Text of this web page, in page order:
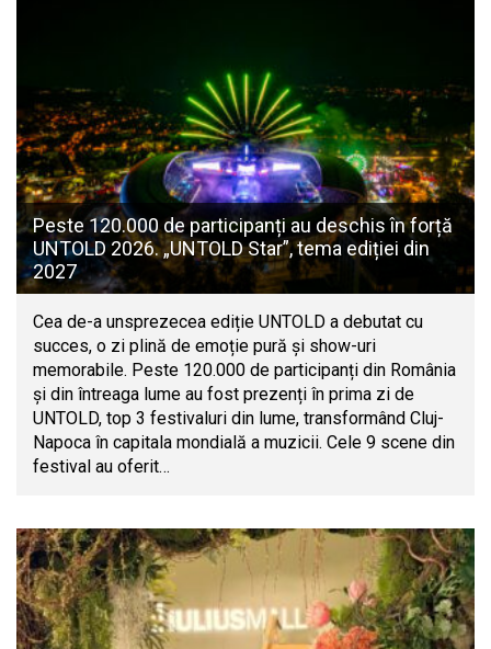
Peste 120.000 de participanți au deschis în forță
UNTOLD 2026. „UNTOLD Star”, tema ediției din
2027
Cea de-a unsprezecea ediție UNTOLD a debutat cu
succes, o zi plină de emoție pură și show-uri
memorabile. Peste 120.000 de participanți din România
și din întreaga lume au fost prezenți în prima zi de
UNTOLD, top 3 festivaluri din lume, transformând Cluj-
Napoca în capitala mondială a muzicii. Cele 9 scene din
festival au oferit…